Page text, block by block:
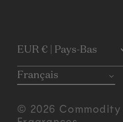
C
o
u
EUR € | Pays-Bas
Français
© 2026